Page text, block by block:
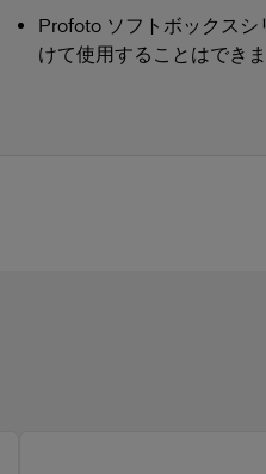
Profoto ソフトボックス
けて使用することはでき